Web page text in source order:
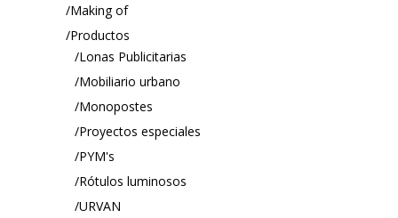
Making of
Productos
Lonas Publicitarias
Mobiliario urbano
Monopostes
Proyectos especiales
PYM's
Rótulos luminosos
URVAN